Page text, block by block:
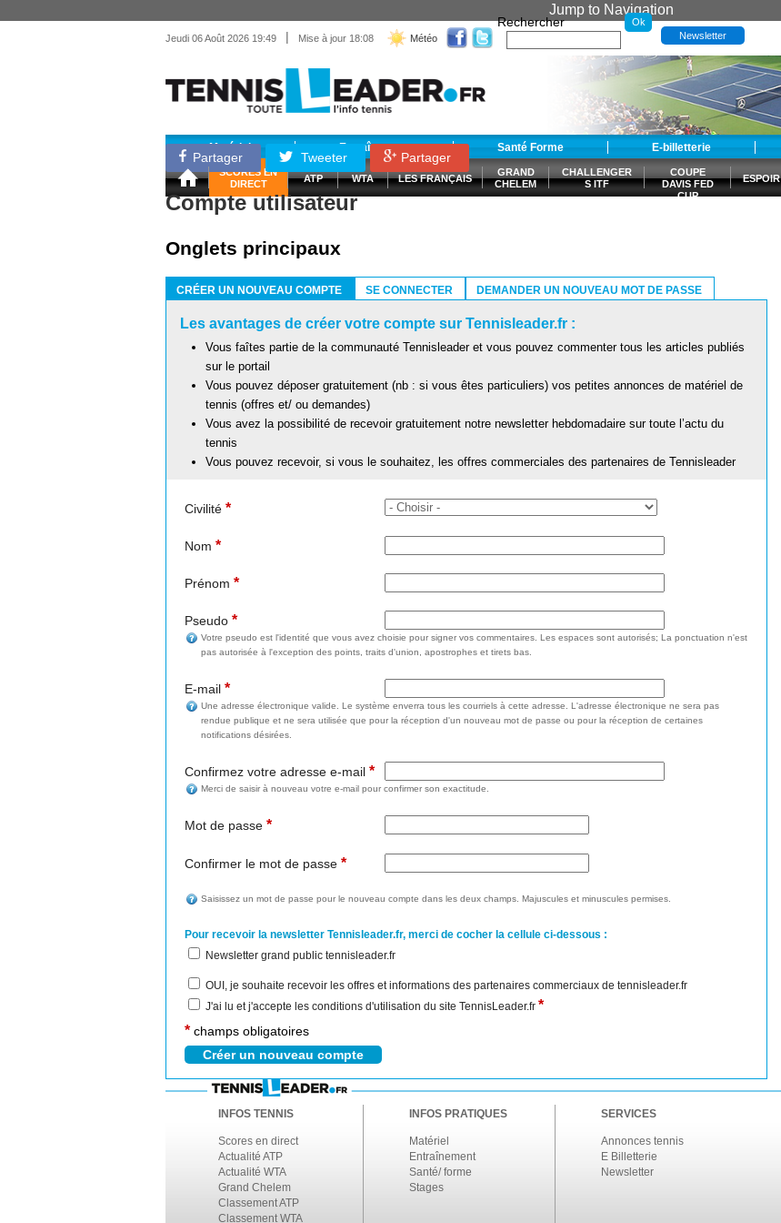
Jump to Navigation
Jeudi 06 Août 2026 19:49 | Mise à jour 18:08 Météo
Rechercher
Newsletter
Matériel Entraînement Santé Forme E-billetterie
SCORES EN
DIRECT
ATP WTA LES FRANÇAIS
GRAND
CHELEM
CHALLENGER
S ITF
COUPE
DAVIS FED
CUP
ESPOIR
Partager Tweeter Partager
Compte utilisateur
Onglets principaux
CRÉER UN NOUVEAU COMPTE
SE CONNECTER DEMANDER UN NOUVEAU MOT DE PASSE
Les avantages de créer votre compte sur Tennisleader.fr :
Vous faîtes partie de la communauté Tennisleader et vous pouvez commenter tous les articles publiés
sur le portail
Vous pouvez déposer gratuitement (nb : si vous êtes particuliers) vos petites annonces de matériel de
tennis (offres et/ ou demandes)
Vous avez la possibilité de recevoir gratuitement notre newsletter hebdomadaire sur toute l’actu du
tennis
Vous pouvez recevoir, si vous le souhaitez, les offres commerciales des partenaires de Tennisleader
Civilité *
Nom *
Prénom *
Pseudo *
Votre pseudo est l'identité que vous avez choisie pour signer vos commentaires. Les espaces sont autorisés; La ponctuation n'est
pas autorisée à l'exception des points, traits d'union, apostrophes et tirets bas.
E-mail *
Une adresse électronique valide. Le système enverra tous les courriels à cette adresse. L'adresse électronique ne sera pas
rendue publique et ne sera utilisée que pour la réception d'un nouveau mot de passe ou pour la réception de certaines
notifications désirées.
Confirmez votre adresse e-mail *
Merci de saisir à nouveau votre e-mail pour confirmer son exactitude.
Mot de passe *
Confirmer le mot de passe *
Saisissez un mot de passe pour le nouveau compte dans les deux champs. Majuscules et minuscules permises.
Pour recevoir la newsletter Tennisleader.fr, merci de cocher la cellule ci-dessous :
Newsletter grand public tennisleader.fr
OUI, je souhaite recevoir les offres et informations des partenaires commerciaux de tennisleader.fr
J'ai lu et j'accepte les conditions d'utilisation du site TennisLeader.fr *
* champs obligatoires
INFOS TENNIS
Scores en direct
Actualité ATP
Actualité WTA
Grand Chelem
Classement ATP
Classement WTA
INFOS PRATIQUES
Matériel
Entraînement
Santé/ forme
Stages
SERVICES
Annonces tennis
E Billetterie
Newsletter